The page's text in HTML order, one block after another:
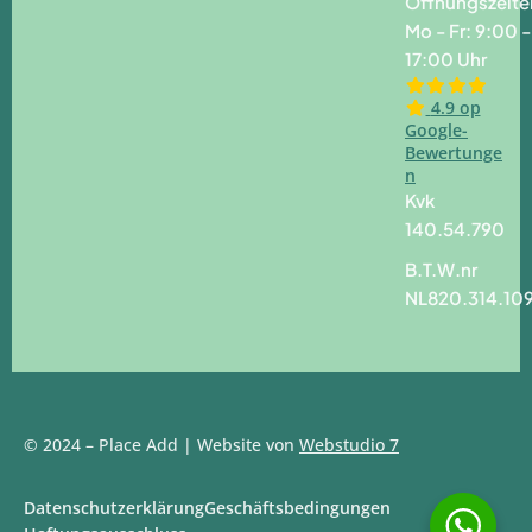
Mo - Fr: 9:00 -
17:00 Uhr
4.9 op
Google-
Bewertunge
n
Kvk
140.54.790
B.T.W.nr
© 2024 – Place Add | Website von Webstudio 7
DatenschutzerklärungGeschäftsbedingungen